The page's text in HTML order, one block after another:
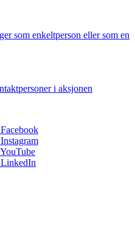
som enkeltperson eller som en
i aksjonen